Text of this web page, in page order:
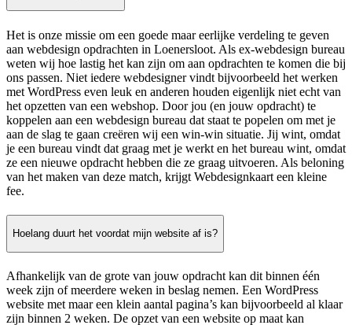
Het is onze missie om een goede maar eerlijke verdeling te geven
aan webdesign opdrachten in Loenersloot. Als ex-webdesign bureau
weten wij hoe lastig het kan zijn om aan opdrachten te komen die bij
ons passen. Niet iedere webdesigner vindt bijvoorbeeld het werken
met WordPress even leuk en anderen houden eigenlijk niet echt van
het opzetten van een webshop. Door jou (en jouw opdracht) te
koppelen aan een webdesign bureau dat staat te popelen om met je
aan de slag te gaan creëren wij een win-win situatie. Jij wint, omdat
je een bureau vindt dat graag met je werkt en het bureau wint, omdat
ze een nieuwe opdracht hebben die ze graag uitvoeren. Als beloning
van het maken van deze match, krijgt Webdesignkaart een kleine
fee.
Hoelang duurt het voordat mijn website af is?
Afhankelijk van de grote van jouw opdracht kan dit binnen één
week zijn of meerdere weken in beslag nemen. Een WordPress
website met maar een klein aantal pagina’s kan bijvoorbeeld al klaar
zijn binnen 2 weken. De opzet van een website op maat kan